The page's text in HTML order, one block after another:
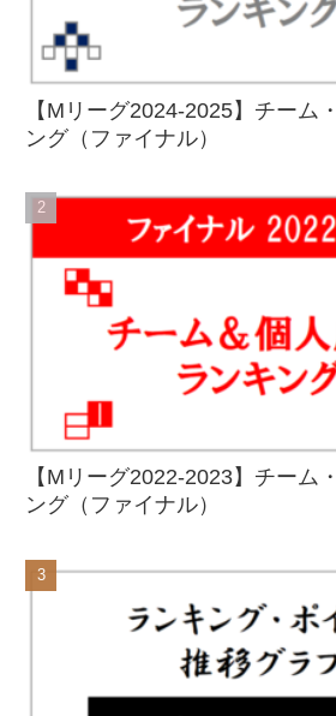
【Mリーグ2024-2025】チーム
ング（ファイナル）
【Mリーグ2022-2023】チーム
ング（ファイナル）